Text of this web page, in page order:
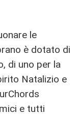
le
è dotato di
di uno per la
Natalizio e
e tutti